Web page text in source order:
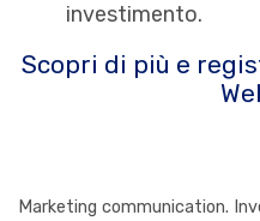
investimento.
Scopri di più e
Marketing communication.